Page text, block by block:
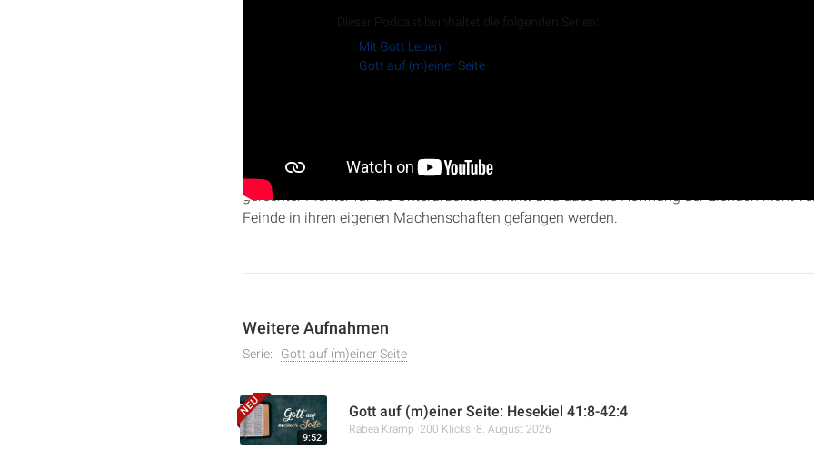
Dieser Podcast beinhaltet die folgenden Serien:
Mit Gott Leben
Gott auf (m)einer Seite
tiefe Freude über Gottes Gerechtigkeit und sein unfehlbares Gericht über die Gottlosen.
gerechter Richter für die Unterdrückten eintritt und dass die Hoffnung der Elenden nicht
Feinde in ihren eigenen Machenschaften gefangen werden.
Weitere Aufnahmen
Serie: Gott auf (m)einer Seite
9:52
Gott auf (m)einer Seite: Hesekiel 41:8-42:4
Rabea Kramp 200 Klicks 8. August 2026